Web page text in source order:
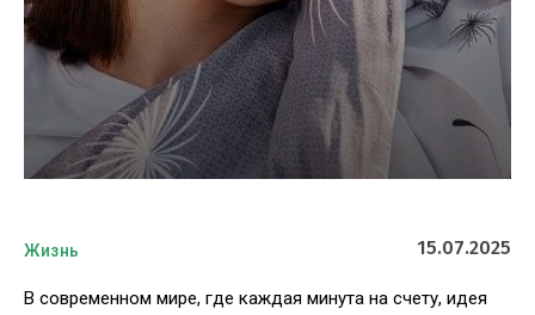
Жизнь 15.07.2025
В современном мире, где каждая минута на счету, идея